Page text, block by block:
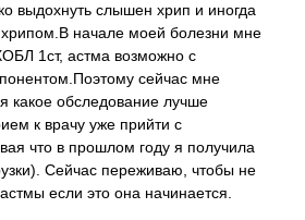
выдохнуть слышен хрип и иногда
начале моей болезни мне
1ст, астма возможно с
сейчас мне
какое обследование лучше
к врачу уже прийти с
что в прошлом году я получила
Сейчас переживаю, чтобы не
если это она начинается.